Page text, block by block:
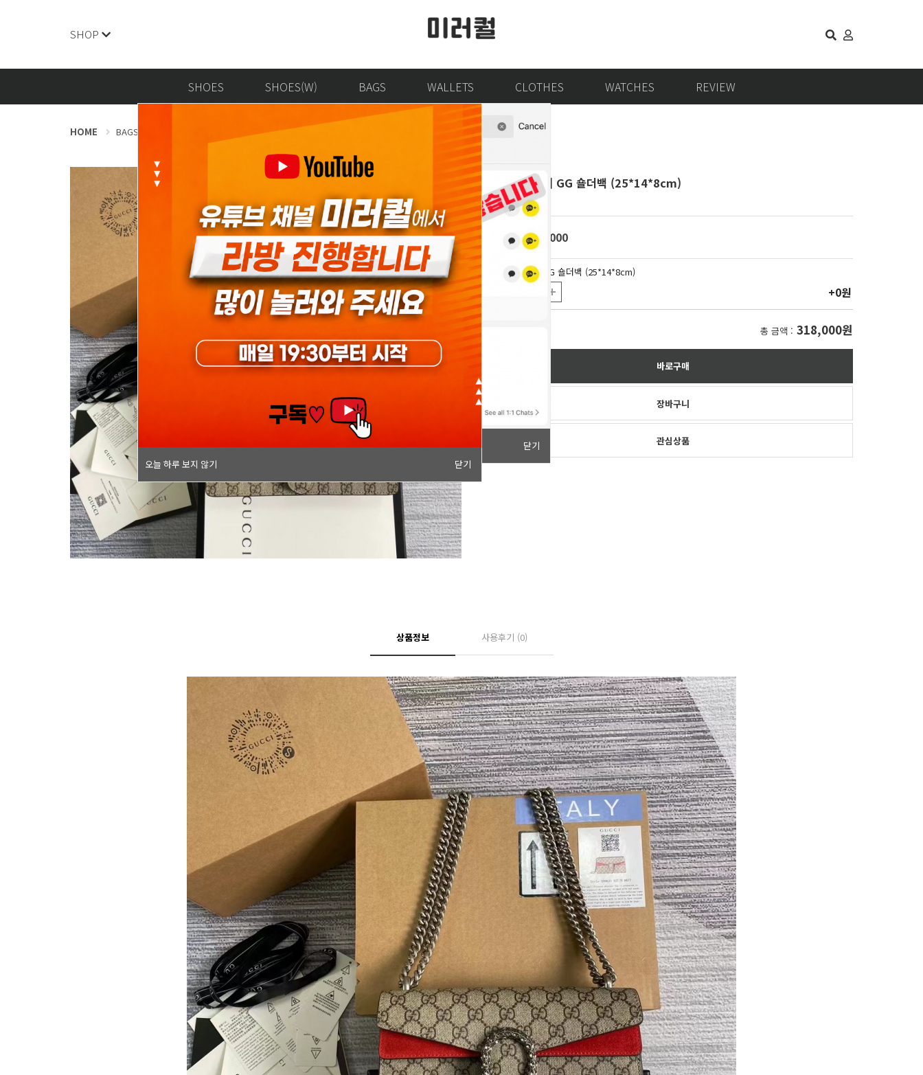
오늘 하루 보지 않기
닫기
오늘 하루 보지 않기
닫기
SHOP
SHOES SHOES(W) BAGS WALLETS CLOTHES WATCHES REVIEW
HOME BAGS
[디오니서스] GG 숄더백 (25*14*8cm)
499623
krw 318,000
[디오니서스] GG 숄더백 (25*14*8cm)
+0원
총 금액 : 318,000원
바로구매
장바구니
관심상품
상품정보 사용후기 (0)